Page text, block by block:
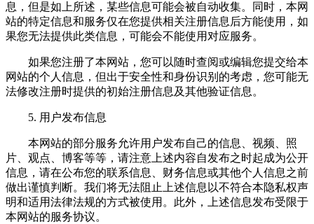
息，但是如上所述，某些信息可能会被自动收集。同时，本网
站的特定信息和服务仅在您提供相关注册信息后方能使用，如
果您无法提供此类信息，可能会不能使用对应服务。
如果您注册了本网站，您可以随时查阅或编辑您提交给本
网站的个人信息，但出于安全性和身份识别的考虑，您可能无
法修改注册时提供的初始注册信息及其他验证信息。
5. 用户发布信息
本网站的部分服务允许用户发布自己的信息、视频、照
片、观点、博客等等，请注意上述内容自发布之时起成为公开
信息，请在公布您的联系信息、财务信息或其他个人信息之前
做出谨慎判断。我们将无法阻止上述信息以不符合本隐私权声
明和适用法律法规的方式被使用。此外，上述信息发布受限于
本网站的服务协议。